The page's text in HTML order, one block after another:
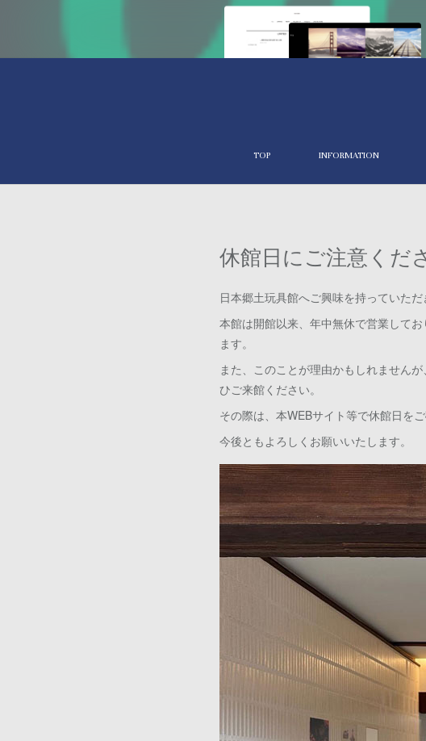
TOP INFORMATION
休館日にご注意くだ
日本郷土玩具館へご興味を持っていただ
本館は開館以来、年中無休で営業して
ます。
また、このことが理由かもしれません
ひご来館ください。
その際は、本WEBサイト等で休館日を
今後ともよろしくお願いいたします。